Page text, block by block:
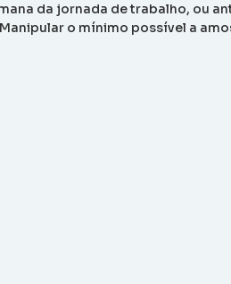
da jornada de trabalho, ou
o mínimo possível a